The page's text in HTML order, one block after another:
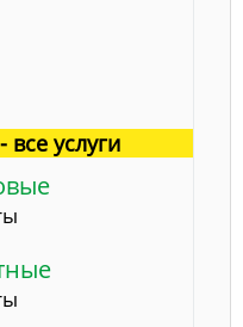
услуги